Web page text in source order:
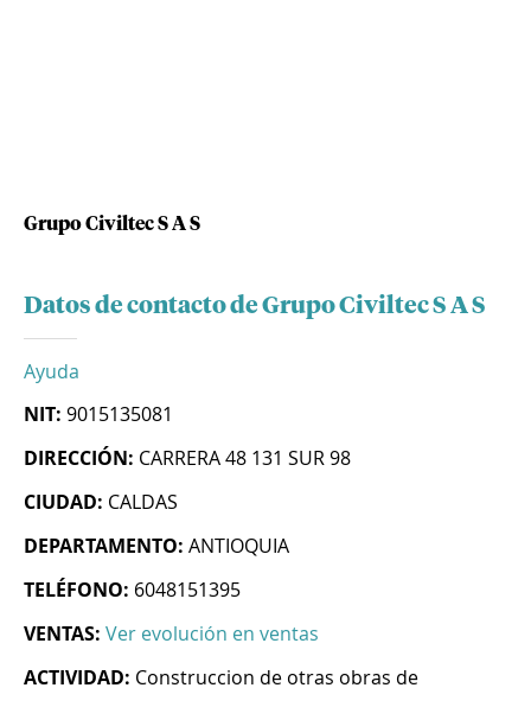
Grupo Civiltec S A S
Datos de contacto de Grupo Civiltec S A S
Ayuda
NIT: 9015135081
DIRECCIÓN: CARRERA 48 131 SUR 98
CIUDAD: CALDAS
DEPARTAMENTO: ANTIOQUIA
TELÉFONO: 6048151395
VENTAS: Ver evolución en ventas
ACTIVIDAD: Construccion de otras obras de